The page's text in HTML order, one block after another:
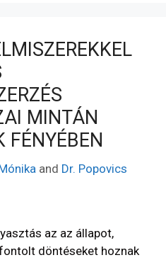
MINTÁN
FÉNYÉBEN
and Dr. Popovics
az az állapot,
döntéseket hoznak